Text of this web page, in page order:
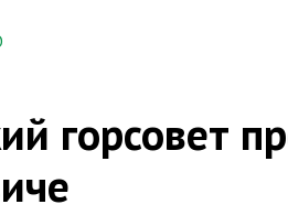
горсовет